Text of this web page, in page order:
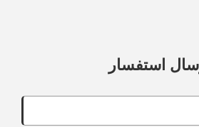
استفسار